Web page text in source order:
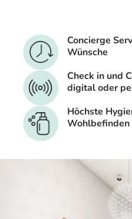
Concierge
Wünsche
Check in und
digital oder
Höchste
Wohlbefinden